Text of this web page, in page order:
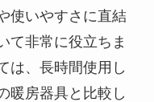
使いやすさに直結
て非常に役立ちま
は、長時間使用し
暖房器具と比較し